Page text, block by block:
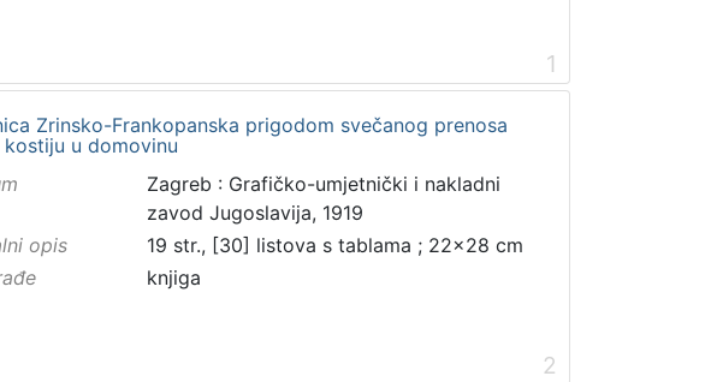
1
Zrinsko-Frankopanska prigodom svečanog prenosa
kostiju u domovinu
Zagreb : Grafičko-umjetnički i nakladni
zavod Jugoslavija, 1919
opis
19 str., [30] listova s tablama ; 22x28 cm
knjiga
2